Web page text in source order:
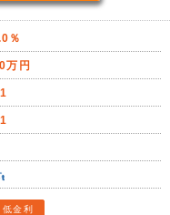
％
万円
低金利